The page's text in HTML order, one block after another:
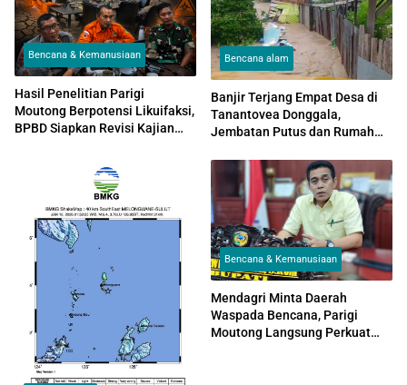
Bencana & Kemanusiaan
Hasil Penelitian Parigi
Moutong Berpotensi Likuifaksi,
BPBD Siapkan Revisi Kajian
Bencana alam
Banjir Terjang Empat Desa di
Tanantovea Donggala,
Jembatan Putus dan Rumah
Bencana & Kemanusiaan
Mendagri Minta Daerah
Waspada Bencana, Parigi
Moutong Langsung Perkuat